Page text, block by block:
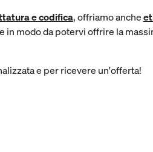
e codifica, offriamo anche
modo da potervi offrire la
e per ricevere un'offerta!